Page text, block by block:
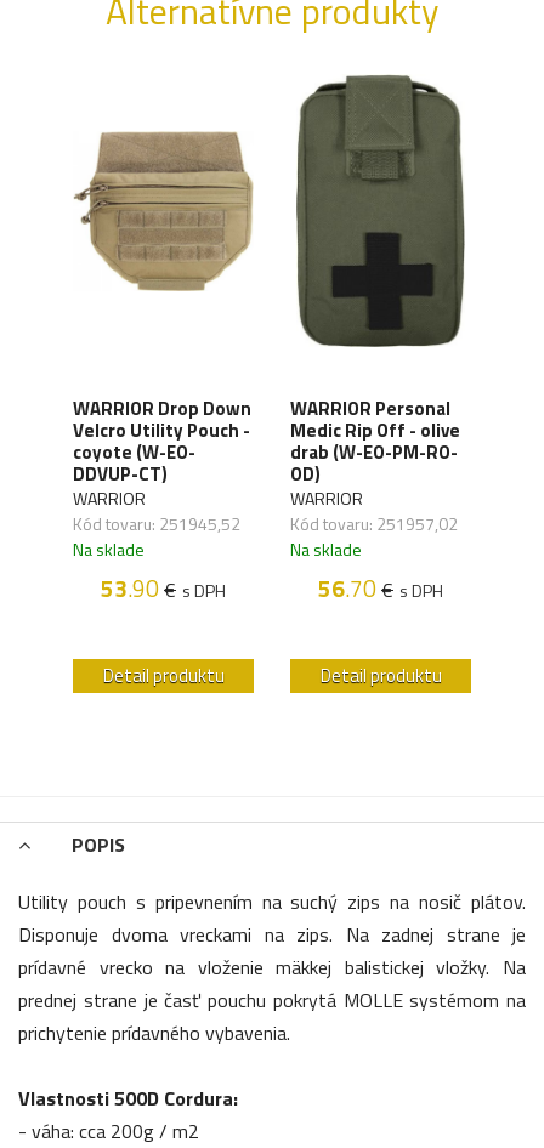
Alternatívne produkty
WARRIOR Drop Down
Velcro Utility Pouch -
coyote (W-EO-
DDVUP-CT)
WARRIOR
Kód tovaru: 251945,52
Na sklade
53.90€ s DPH
Detail produktu
WARRIOR Personal
Medic Rip Off - olive
drab (W-EO-PM-RO-
OD)
WARRIOR
Kód tovaru: 251957,02
Na sklade
56.70€ s DPH
Detail produktu
POPIS
Utility pouch s pripevnením na suchý zips na nosič plátov.
Disponuje dvoma vreckami na zips. Na zadnej strane je
prídavné vrecko na vloženie mäkkej balistickej vložky. Na
prednej strane je časť pouchu pokrytá MOLLE systémom na
prichytenie prídavného vybavenia.
Vlastnosti 500D Cordura:
- váha: cca 200g / m2